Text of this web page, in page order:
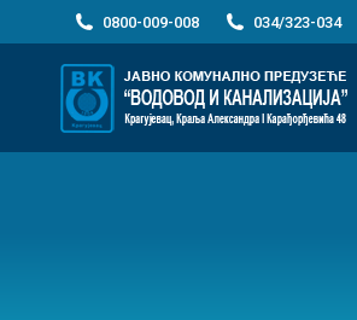
0800-009-008 034/323-034